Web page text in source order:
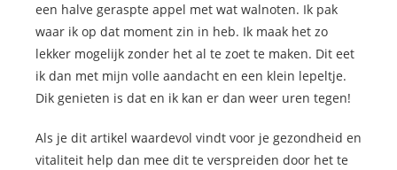
een halve geraspte appel met wat walnoten. Ik pak
waar ik op dat moment zin in heb. Ik maak het zo
lekker mogelijk zonder het al te zoet te maken. Dit eet
ik dan met mijn volle aandacht en een klein lepeltje.
Dik genieten is dat en ik kan er dan weer uren tegen!
Als je dit artikel waardevol vindt voor je gezondheid en
vitaliteit help dan mee dit te verspreiden door het te